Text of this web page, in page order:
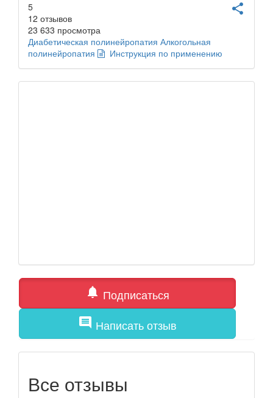
share
5
12 отзывов
23 633 просмотра
Диабетическая полинейропатия Алкогольная
полинейропатия
Инструкция по применению
notifications Подписаться
comment Написать отзыв
Все отзывы